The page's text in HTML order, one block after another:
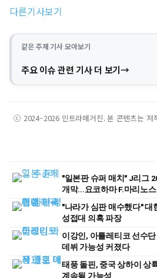
다른기사보기
같은 주제 기사 모아보기
주요 이슈 관련 기사 더 보기
ⓒ 2024–2026 인트라매거진. 본 콘텐츠는 저
"일본판 슈퍼 매치" J리그
개막...요코하마 F.마리노
"나라가 심판 매수했다" 대
성접대 의혹 파장
이강인, 아틀레티코 선수
데뷔 가능성 커졌다
태풍 돌핀, 중국 상하이 상
계속될 가능성